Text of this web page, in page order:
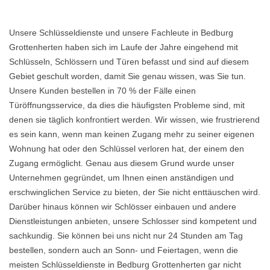
Unsere Schlüsseldienste und unsere Fachleute in Bedburg
Grottenherten haben sich im Laufe der Jahre eingehend mit
Schlüsseln, Schlössern und Türen befasst und sind auf diesem
Gebiet geschult worden, damit Sie genau wissen, was Sie tun.
Unsere Kunden bestellen in 70 % der Fälle einen
Türöffnungsservice, da dies die häufigsten Probleme sind, mit
denen sie täglich konfrontiert werden. Wir wissen, wie frustrierend
es sein kann, wenn man keinen Zugang mehr zu seiner eigenen
Wohnung hat oder den Schlüssel verloren hat, der einem den
Zugang ermöglicht. Genau aus diesem Grund wurde unser
Unternehmen gegründet, um Ihnen einen anständigen und
erschwinglichen Service zu bieten, der Sie nicht enttäuschen wird.
Darüber hinaus können wir Schlösser einbauen und andere
Dienstleistungen anbieten, unsere Schlosser sind kompetent und
sachkundig. Sie können bei uns nicht nur 24 Stunden am Tag
bestellen, sondern auch an Sonn- und Feiertagen, wenn die
meisten Schlüsseldienste in Bedburg Grottenherten gar nicht